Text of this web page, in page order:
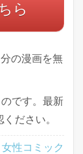
ら
の漫画を無
です。最新
ださい。
性コミック